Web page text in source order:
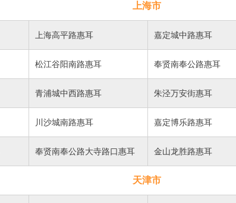
上海市
上海高平路惠耳 嘉定城中路惠耳
松江谷阳南路惠耳 奉贤南奉公路惠耳
青浦城中西路惠耳 朱泾万安街惠耳
川沙城南路惠耳 嘉定博乐路惠耳
奉贤南奉公路大寺路口惠耳 金山龙胜路惠耳
天津市